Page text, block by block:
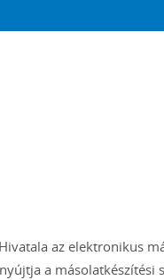
az elektronikus
a másolatkészítési